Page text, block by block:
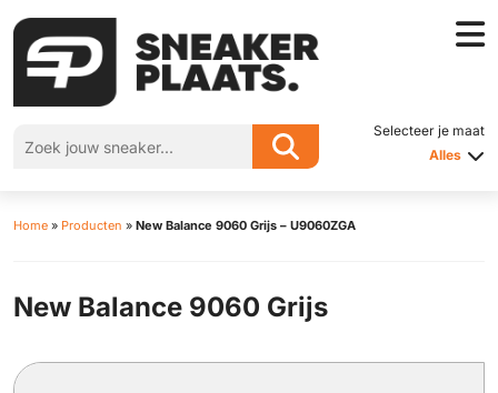
Selecteer je maat
Alles
Home » Producten » New Balance 9060 Grijs – U9060ZGA
New Balance 9060 Grijs